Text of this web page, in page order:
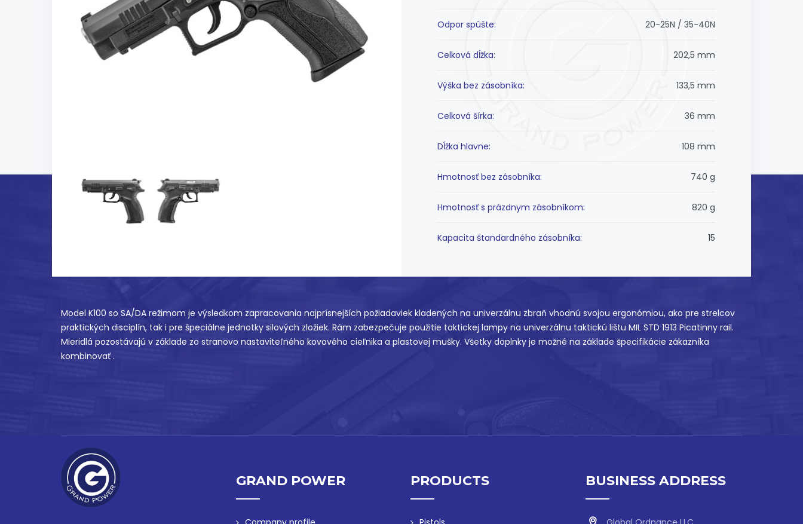
Odpor spúšte: 20-25N / 35-40N
Celková dĺžka: 202,5 mm
Výška bez zásobníka: 133,5 mm
Celková šírka: 36 mm
Dĺžka hlavne: 108 mm
Hmotnosť bez zásobníka: 740 g
Hmotnosť s prázdnym zásobníkom: 820 g
Kapacita štandardného zásobníka: 15
Model K100 so SA/DA režimom je výsledkom zapracovania najprísnejších požiadaviek kladených na univerzálnu zbraň vhodnú svojou ergonómiou, ako pre strelcov
praktických disciplín, tak i pre špeciálne jednotky silových zložiek. Rám zabezpečuje použitie taktickej lampy na univerzálnu taktickú lištu MIL STD 1913 Picatinny rail.
Mieridlá pozostávajú v základe zo stranovo nastaviteľného kovového cieľnika a plastovej mušky. Všetky doplnky je možné na základe špecifikácie zákazníka
kombinovať .
GRAND POWER PRODUCTS BUSINESS ADDRESS